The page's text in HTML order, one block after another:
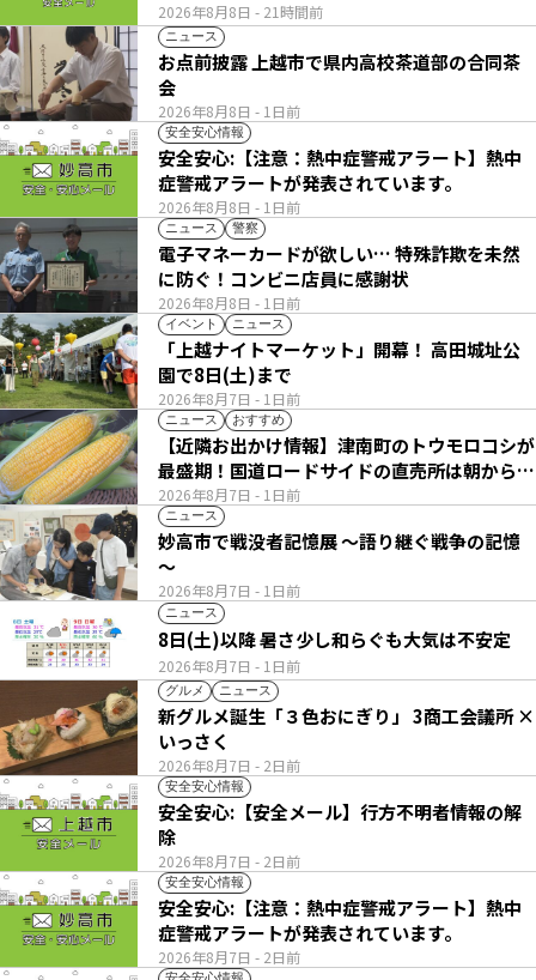
2026年8月8日 - 21時間前
ニュース
2026年8月8日 - 1日前
お点前披露 上越市で県内高校茶道部の合同茶
会
安全安心情報
2026年8月8日 - 1日前
安全安心:【注意：熱中症警戒アラート】熱中
症警戒アラートが発表されています。
ニュース 警察
2026年8月8日 - 1日前
電子マネーカードが欲しい… 特殊詐欺を未然
に防ぐ！コンビニ店員に感謝状
イベント ニュース
2026年8月7日 - 1日前
「上越ナイトマーケット」開幕！ 高田城址公
園で8日(土)まで
ニュース おすすめ
2026年8月7日 - 1日前
【近隣お出かけ情報】津南町のトウモロコシが
最盛期！国道ロードサイドの直売所は朝から長
い列
ニュース
2026年8月7日 - 1日前
妙高市で戦没者記憶展 ～語り継ぐ戦争の記憶
～
ニュース
2026年8月7日 - 1日前
8日(土)以降 暑さ少し和らぐも大気は不安定
グルメ ニュース
2026年8月7日 - 2日前
新グルメ誕生「３色おにぎり」 3商工会議所 ×
いっさく
安全安心情報
2026年8月7日 - 2日前
安全安心:【安全メール】行方不明者情報の解
除
安全安心情報
2026年8月7日 - 2日前
安全安心:【注意：熱中症警戒アラート】熱中
症警戒アラートが発表されています。